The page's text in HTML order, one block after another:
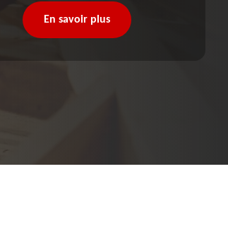
En savoir plus